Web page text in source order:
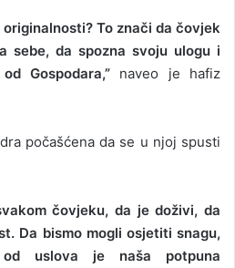
To znači da čovjek
sebe, da spozna svoju ulogu i
Gospodara,”naveo je hafiz
počašćena da se u njoj spusti
čovjeku, da je doživi, da
Da bismo mogli osjetiti snagu,
uslova je naša potpuna